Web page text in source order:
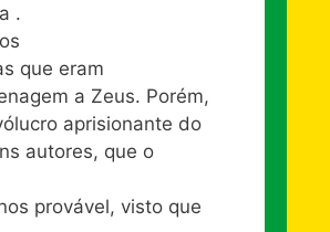
.
que eram
a Zeus. Porém,
aprisionante do
autores, que o
provável, visto que